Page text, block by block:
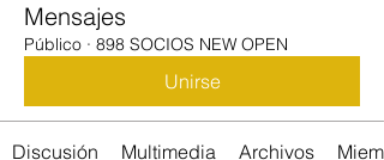
Mensajes
Público · 898 SOCIOS NEW OPEN
Unirse
Discusión Multimedia Archivos